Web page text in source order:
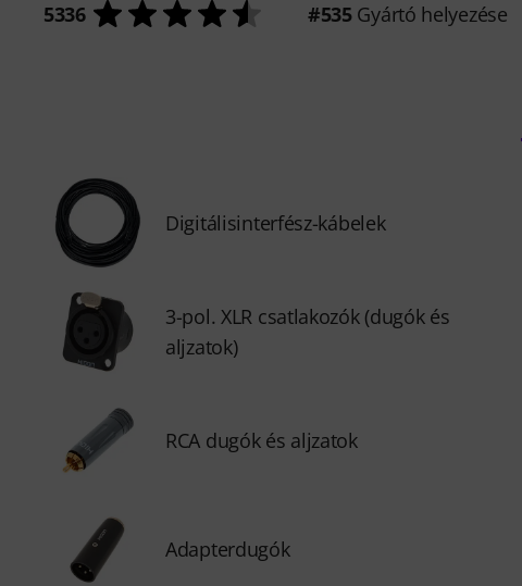
5336 #535Gyártó helyezése
Digitálisinterfész-kábelek
3-pol. XLR csatlakozók (dugók és
aljzatok)
RCA dugók és aljzatok
Adapterdugók